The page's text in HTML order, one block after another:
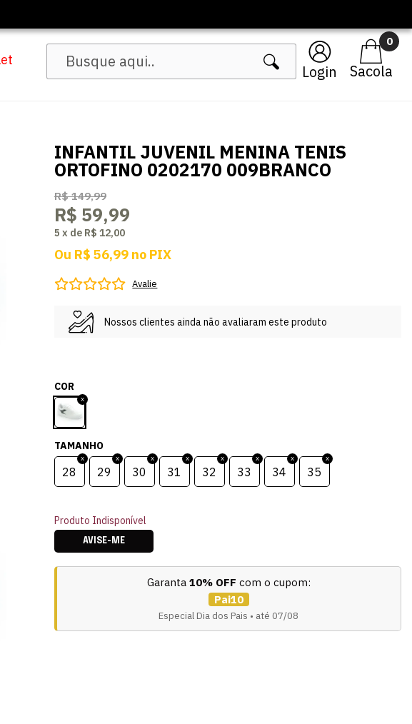
Login
0
INFANTIL JUVENIL MENINA TENIS
ORTOFINO 0202170 009BRANCO
R$ 149,99
R$ 59,99
5 x de R$ 12,00
Ou R$ 56,99 no PIX
Avalie
Nossos clientes ainda não avaliaram este produto
COR
TAMANHO
28 29 30 31 32 33 34 35
Produto Indisponível
AVISE-ME
Garanta 10% OFF com o cupom:
Pai10
Especial Dia dos Pais • até 07/08